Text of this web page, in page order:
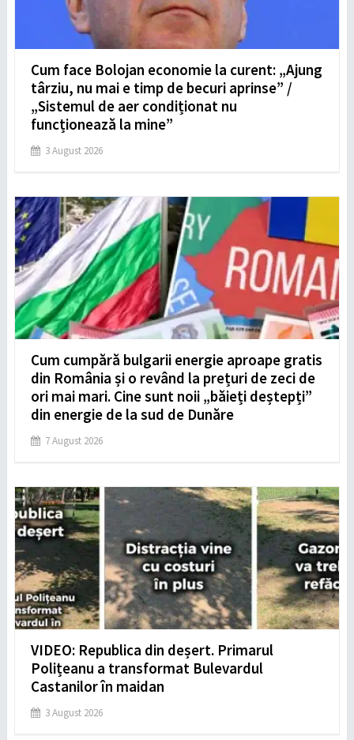
Cum face Bolojan economie la curent: „Ajung
târziu, nu mai e timp de becuri aprinse” /
„Sistemul de aer condiționat nu
funcționează la mine”
3 August 2026
Cum cumpără bulgarii energie aproape gratis
din România și o revând la prețuri de zeci de
ori mai mari. Cine sunt noii „băieți deștepți”
din energie de la sud de Dunăre
7 August 2026
VIDEO: Republica din deșert. Primarul
Polițeanu a transformat Bulevardul
Castanilor în maidan
3 August 2026